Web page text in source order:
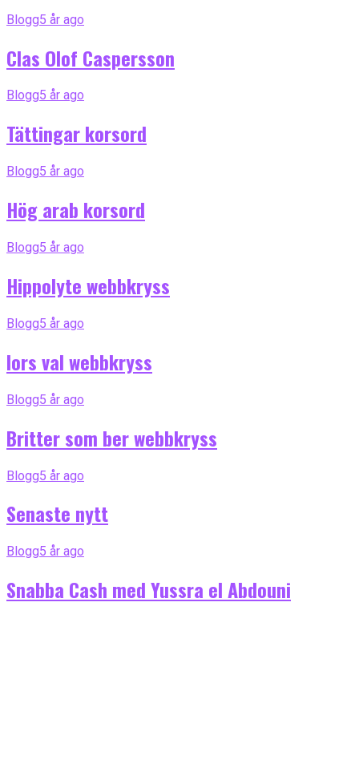
Blogg5 år ago
Clas Olof Caspersson
Blogg5 år ago
Tättingar korsord
Blogg5 år ago
Hög arab korsord
Blogg5 år ago
Hippolyte webbkryss
Blogg5 år ago
Iors val webbkryss
Blogg5 år ago
Britter som ber webbkryss
Blogg5 år ago
Senaste nytt
Blogg5 år ago
Snabba Cash med Yussra el Abdouni